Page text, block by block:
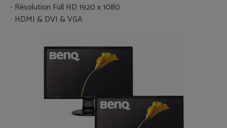
Résolution Full HD 1920 x 1080
HDMI & DVI & VGA